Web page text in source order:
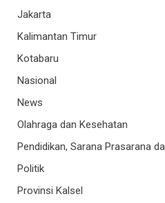
Jakarta
Kalimantan Timur
Kotabaru
Nasional
News
Olahraga dan Kesehatan
Pendidikan, Sarana Prasarana
Politik
Provinsi Kalsel